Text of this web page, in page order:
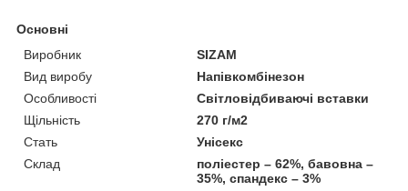
Основні
Виробник
SIZAM
Вид виробу
Напівкомбінезон
Особливості
Світловідбиваючі вставки
Щільність
270 г/м2
Стать
Унісекс
Склад
поліестер – 62%, бавовна –
35%, спандекс – 3%